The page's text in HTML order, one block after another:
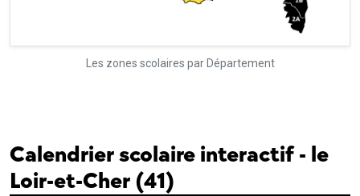
Les zones scolaires par Département
Calendrier scolaire interactif - le
Loir-et-Cher (41)